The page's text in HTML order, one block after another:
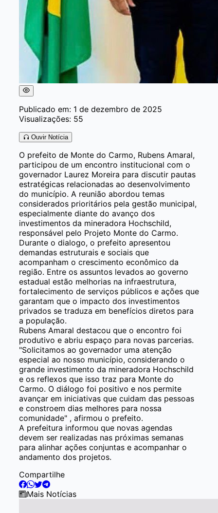
Publicado em: 1 de dezembro de 2025
Visualizações: 55
Ouvir Notícia
O prefeito de Monte do Carmo, Rubens Amaral,
participou de um encontro institucional com o
governador Laurez Moreira para discutir pautas
estratégicas relacionadas ao desenvolvimento
do município. A reunião abordou temas
considerados prioritários pela gestão municipal,
especialmente diante do avanço dos
investimentos da mineradora Hochschild,
responsável pelo Projeto Monte do Carmo.
Durante o dialogo, o prefeito apresentou
demandas estruturais e sociais que
acompanham o crescimento econômico da
região. Entre os assuntos levados ao governo
estadual estão melhorias na infraestrutura,
fortalecimento de serviços públicos e ações que
garantam que o impacto dos investimentos
privados se traduza em benefícios diretos para
a população.
Rubens Amaral destacou que o encontro foi
produtivo e abriu espaço para novas parcerias.
"Solicitamos ao governador uma atenção
especial ao nosso município, considerando o
grande investimento da mineradora Hochschild
e os reflexos que isso traz para Monte do
Carmo. O diálogo foi positivo e nos permite
avançar em iniciativas que cuidam das pessoas
e constroem dias melhores para nossa
comunidade" , afirmou o prefeito.
A prefeitura informou que novas agendas
devem ser realizadas nas próximas semanas
para alinhar ações conjuntas e acompanhar o
andamento dos projetos.
Compartilhe
Mais Notícias